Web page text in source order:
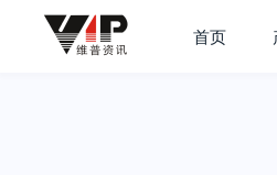
首页